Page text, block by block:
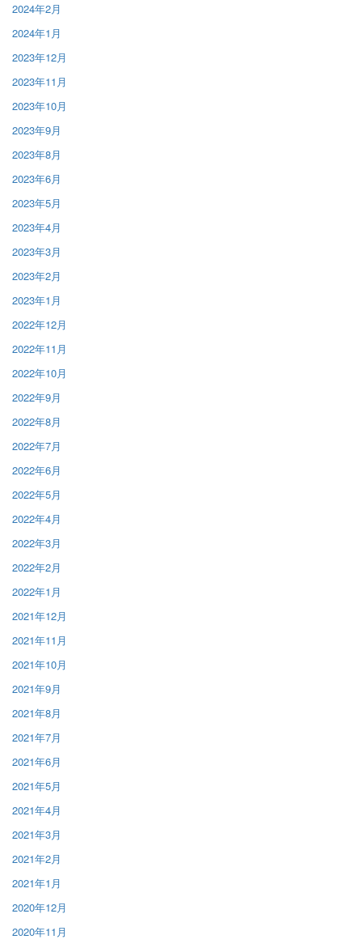
2024年2月
2024年1月
2023年12月
2023年11月
2023年10月
2023年9月
2023年8月
2023年6月
2023年5月
2023年4月
2023年3月
2023年2月
2023年1月
2022年12月
2022年11月
2022年10月
2022年9月
2022年8月
2022年7月
2022年6月
2022年5月
2022年4月
2022年3月
2022年2月
2022年1月
2021年12月
2021年11月
2021年10月
2021年9月
2021年8月
2021年7月
2021年6月
2021年5月
2021年4月
2021年3月
2021年2月
2021年1月
2020年12月
2020年11月